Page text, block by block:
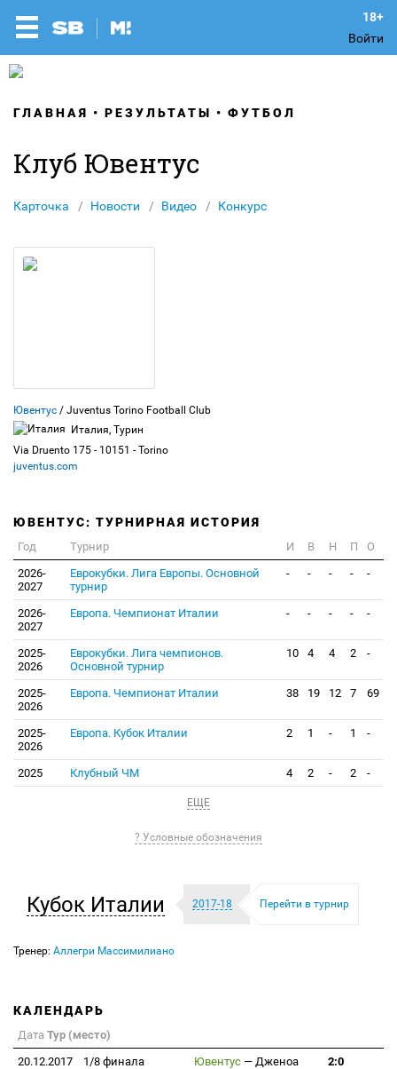
Войти
ГЛАВНАЯ РЕЗУЛЬТАТЫ ФУТБОЛ
Клуб Ювентус
Карточка Новости Видео Конкурс
Ювентус / Juventus Torino Football Club
Италия, Турин
Via Druento 175 - 10151 - Torino
juventus.com
ЮВЕНТУС: ТУРНИРНАЯ ИСТОРИЯ
Год Турнир И В Н П
О
2026-
2027
Еврокубки. Лига Европы. Основной
турнир
- - - - -
2026-
2027
Европа. Чемпионат Италии - - - - -
2025-
2026
Еврокубки. Лига чемпионов.
Основной турнир
10 4 4 2 -
2025-
2026
Европа. Чемпионат Италии 38 19 12 7 69
2025-
2026
Европа. Кубок Италии 2 1 - 1 -
2025 Клубный ЧМ 4 2 - 2 -
ЕЩЕ
? Условные обозначения
Кубок Италии 2017-18 Перейти в турнир
Тренер: Аллегри Массимилиано
КАЛЕНДАРЬ
Дата Тур (место)
20.12.2017
1/8 финала Ювентус — Дженоа
2:0